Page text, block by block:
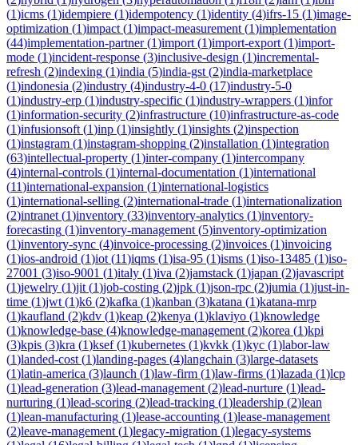
(1)icms (1)idempiere (1)idempotency (1)identity (4)ifrs-15 (1)image-
optimization (1)impact (1)impact-measurement (1)implementation
(44)implementation-partner(1)import (1)import-export (1)import-
mode (1)incident-response (3)inclusive-design (1)incremental-
refresh (2)indexing (1)india (5)india-gst (2)india-marketplace
(1)indonesia (2)industry (4)industry-4-0 (17)industry-5-0
(1)industry-erp (1)industry-specific (1)industry-wrappers (1)infor
(1)information-security (2)infrastructure (10)infrastructure-as-code
(1)infusionsoft (1)inp (1)insightly (1)insights (2)inspection
(1)instagram (1)instagram-shopping (2)installation (1)integration
(63)intellectual-property (1)inter-company (1)intercompany
(4)internal-controls (1)internal-documentation (1)international
(11)international-expansion (1)international-logistics
(1)international-selling (2)international-trade (1)internationalization
(2)intranet (1)inventory (33)inventory-analytics (1)inventory-
forecasting (1)inventory-management (5)inventory-optimization
(1)inventory-sync (4)invoice-processing (2)invoices (1)invoicing
(1)ios-android (1)iot (11)iqms (1)isa-95 (1)isms (1)iso-13485 (1)iso-
27001 (3)iso-9001 (1)italy (1)iva (2)jamstack (1)japan (2)javascript
(1)jewelry (1)jit (1)job-costing (2)jpk (1)json-rpc (2)jumia (1)just-in-
time (1)jwt (1)k6 (2)kafka (1)kanban (3)katana (1)katana-mrp
(1)kaufland (2)kdv (1)keap (2)kenya (1)klaviyo (1)knowledge
(1)knowledge-base (4)knowledge-management (2)korea (1)kpi
(3)kpis (3)kra (1)ksef(1)kubernetes (1)kvkk (1)kyc (1)labor-law
(1)landed-cost (1)landing-pages (4)langchain (3)large-datasets
(1)latin-america (3)launch (1)law-firm (1)law-firms (1)lazada (1)lcp
(1)lead-generation (3)lead-management (2)lead-nurture (1)lead-
nurturing (1)lead-scoring (2)lead-tracking (1)leadership (2)lean
(1)lean-manufacturing (1)lease-accounting (1)lease-management
(2)leave-management (1)legacy-migration (1)legacy-systems